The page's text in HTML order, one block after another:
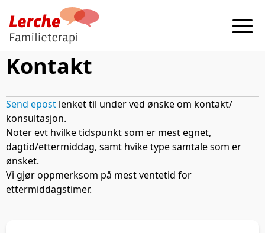
Kontakt
Send epost lenket til under ved ønske om kontakt/
konsultasjon.
Noter evt hvilke tidspunkt som er mest egnet,
dagtid/ettermiddag, samt hvike type samtale som er
ønsket.
Vi gjør oppmerksom på mest ventetid for
ettermiddagstimer.